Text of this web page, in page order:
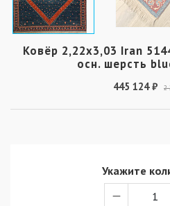
Ковёр 2,22х3,03 Iran
осн. шерсть
445 124 ₽ 2
Укажите